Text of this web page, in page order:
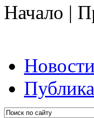
Начало |